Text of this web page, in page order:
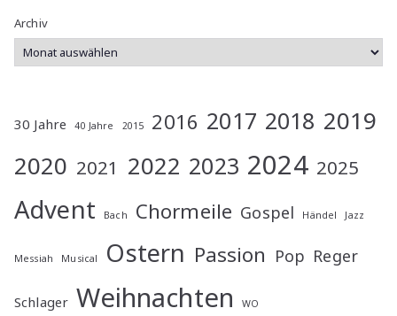
Archiv
30 Jahre 40 Jahre 2015 2016 2017 2018 2019
2020 2021 2022 2023 2024 2025
Advent Bach Chormeile Gospel Händel Jazz
Messiah Musical Ostern Passion Pop Reger
Schlager Weihnachten WO